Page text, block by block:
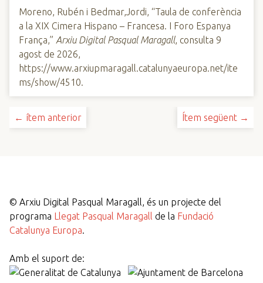
Moreno, Rubén i Bedmar,Jordi, “Taula de conferència
a la XIX Cimera Hispano – Francesa. I Foro Espanya
França,” Arxiu Digital Pasqual Maragall, consulta 9
agost de 2026,
https://www.arxiupmaragall.catalunyaeuropa.net/ite
ms/show/4510.
← ítem anterior Ítem següent →
© Arxiu Digital Pasqual Maragall, és un projecte del
programa Llegat Pasqual Maragall de la Fundació
Catalunya Europa.
Amb el suport de: